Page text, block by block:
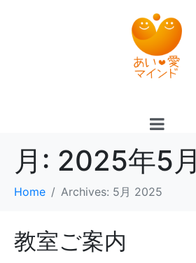
月: 2025年5月
Home Archives: 5月 2025
教室ご案内